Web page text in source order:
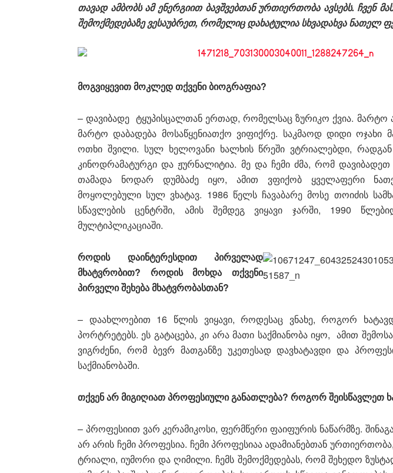
თავად ამბობს ამ ენერგიით ბავშვებთან ურთიერთობა ავსებს. ჩვენ
შემოქმედებაზე ვესაუბრეთ, რომელიც დახატულია სხვადახვა ნათელ
მოგვიყევით მოკლედ თქვენი ბიოგრაფია?
– დავიბადე ტყუპისცალთან ერთად, რომელსაც ზურიკო ქვია. მარტო
მარტო დაბადება მოსაწყენიათქო ვიფიქრე. საკმაოდ დიდი ოჯახი
ოთხი შვილი. სულ ხელოვანი ხალხის წრეში ვტრიალებდი, რადგან
კინოდრამატურგი და ჟურნალიტია. მე და ჩემი ძმა, რომ
თამადა ნოდარ დუმბაძე იყო, ამით ვფიქობ ყველაფერი
მოყოლებული სულ ვხატავ. 1986 წელს ჩავაბარე მოსე თოიძის
სწავლების ცენტრში, ამის შემდეგ ვიყავი ჯარში, 1990
მულტიპლიკაციაში.
როდის დაინტერესდით პირველად
მხატვრობით? როდის მოხდა თქვენი
პირველი შეხება მხატვრობასთან?
– დაახლოებით 16 წლის ვიყავი, როდესაც ვნახე, როგორ
პორტრეტებს. ეს გატაცება, კი არა მათი საქმიანობა იყო, ამით
ვიგრძენი, რომ ბევრ მათგანზე უკეთესად დავხატავდი და
საქმიანობაში.
თქვენ არ მიგიღიათ პროფესიული განათლება? როგორ შეისწავლეთ
– პროფესიით ვარ კერამიკოსი, ფერმწერი ფაიფურის ნაწარმზე.
არ არის ჩემი პროფესია. ჩემი პროფესიაა ადამიანებთან
ტრიალი, იუმორი და ღიმილი. ჩემს შემოქმედებას, რომ შეხედო